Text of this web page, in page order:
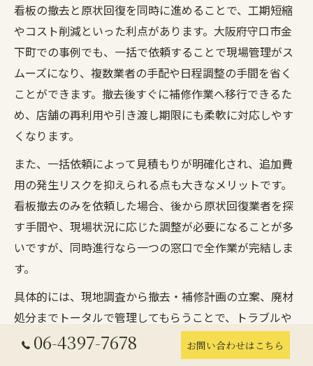
看板の撤去と原状回復を同時に進めることで、工期短縮
やコスト削減といった利点があります。大阪府守口市金
下町での事例でも、一括で依頼することで現場管理がス
ムーズになり、複数業者の手配や日程調整の手間を省く
ことができます。撤去後すぐに補修作業へ移行できるた
め、店舗の再利用や引き渡し期限にも柔軟に対応しやす
くなります。
また、一括依頼によって見積もりが明確化され、追加費
用の発生リスクを抑えられる点も大きなメリットです。
看板撤去のみを依頼した場合、後から原状回復業者を探
す手間や、現場状況に応じた調整が必要になることが多
いですが、同時進行なら一つの窓口で全作業が完結しま
す。
具体的には、現地調査から撤去・補修計画の立案、廃材
処分までトータルで管理してもらうことで、トラブルや
作業漏れを防止できます。特に初めて看板撤去を依頼す
る方や、急ぎの案件では、ワンストップ対応の業者選び
06-4397-7678 お問い合わせはこちら